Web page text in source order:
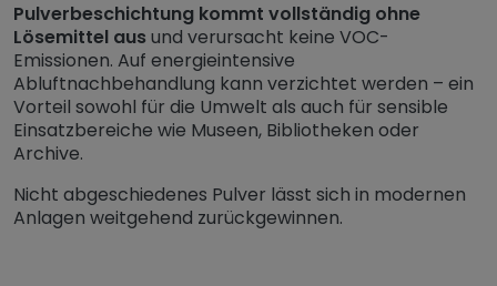
Pulverbeschichtung kommt vollständig ohne
Lösemittel ausund verursacht keine VOC-
Emissionen. Auf energieintensive
Abluftnachbehandlung kann verzichtet werden – ein
Vorteil sowohl für die Umwelt als auch für sensible
Einsatzbereiche wie Museen, Bibliotheken oder
Archive.
Nicht abgeschiedenes Pulver lässt sich in modernen
Anlagen weitgehend zurückgewinnen.